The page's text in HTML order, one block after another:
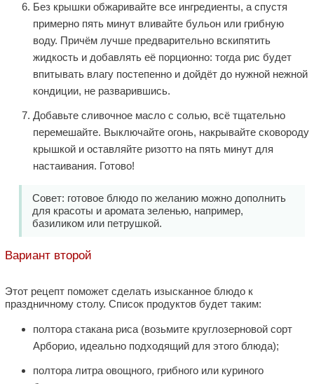
Без крышки обжаривайте все ингредиенты, а спустя
примерно пять минут вливайте бульон или грибную
воду. Причём лучше предварительно вскипятить
жидкость и добавлять её порционно: тогда рис будет
впитывать влагу постепенно и дойдёт до нужной нежной
кондиции, не разварившись.
Добавьте сливочное масло с солью, всё тщательно
перемешайте. Выключайте огонь, накрывайте сковороду
крышкой и оставляйте ризотто на пять минут для
настаивания. Готово!
Совет: готовое блюдо по желанию можно дополнить
для красоты и аромата зеленью, например,
базиликом или петрушкой.
Вариант второй
Этот рецепт поможет сделать изысканное блюдо к
праздничному столу. Список продуктов будет таким:
полтора стакана риса (возьмите круглозерновой сорт
Арборио, идеально подходящий для этого блюда);
полтора литра овощного, грибного или куриного